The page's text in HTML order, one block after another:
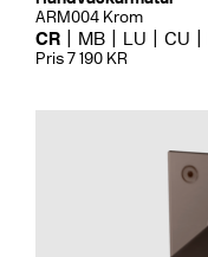
ARM004 Krom
CR MB LU CU
Pris 7 190 KR